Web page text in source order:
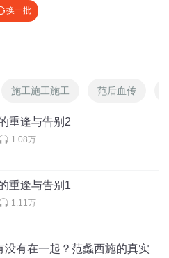
换一批
施工施工施工 范后血传
重逢与告别2
1.08万
重逢与告别1
1.11万
没有在一起？范蠡西施的真实